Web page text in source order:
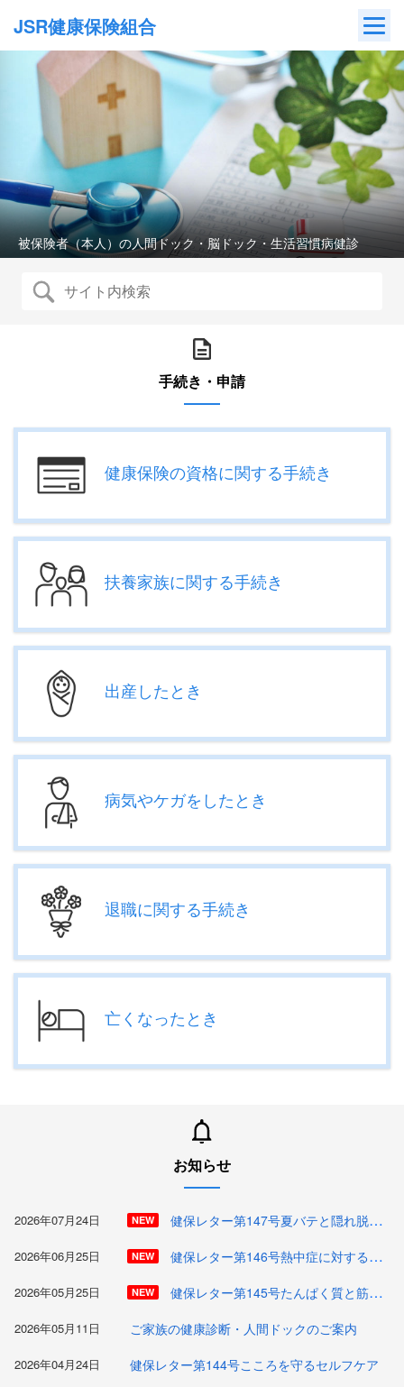
content
JSR健康保険組合
被保険者（本人）の人間ドック・脳ドック・生活習慣病健診
手続き・申請
健康保険の資格に関する手続き
扶養家族に関する手続き
出産したとき
病気やケガをしたとき
退職に関する手続き
亡くなったとき
お知らせ
2026年07月24日 健保レター第147号夏バテと隠れ脱水！
NEW
2026年06月25日 健保レター第146号熱中症に対する防衛力
NEW
2026年05月25日 健保レター第145号たんぱく質と筋量を守る食べ方
NEW
2026年05月11日 ご家族の健康診断・人間ドックのご案内
2026年04月24日 健保レター第144号こころを守るセルフケア